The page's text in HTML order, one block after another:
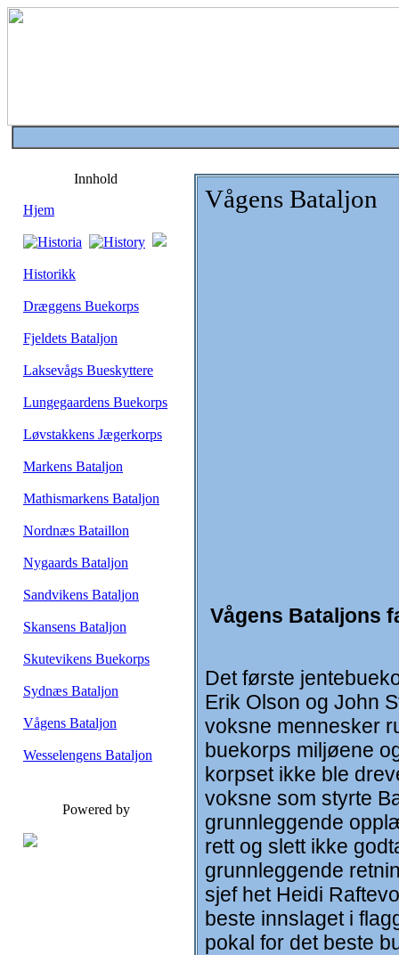
Innhold
Hjem
Historikk
Dræggens Buekorps
Fjeldets Bataljon
Laksevågs Bueskyttere
Lungegaardens Buekorps
Løvstakkens Jægerkorps
Markens Bataljon
Mathismarkens Bataljon
Nordnæs Bataillon
Nygaards Bataljon
Sandvikens Bataljon
Skansens Bataljon
Skutevikens Buekorps
Sydnæs Bataljon
Vågens Bataljon
Wesselengens Bataljon
Powered by
Vågens Bataljon
Vågens Bataljons
Det første
Erik Olson og John
voksne mennesker
buekorps miljøene
korpset ikke ble
voksne som styrte
grunnleggende
rett og slett ikke
grunnleggende
sjef het Heidi
beste innslaget i
pokal for det beste